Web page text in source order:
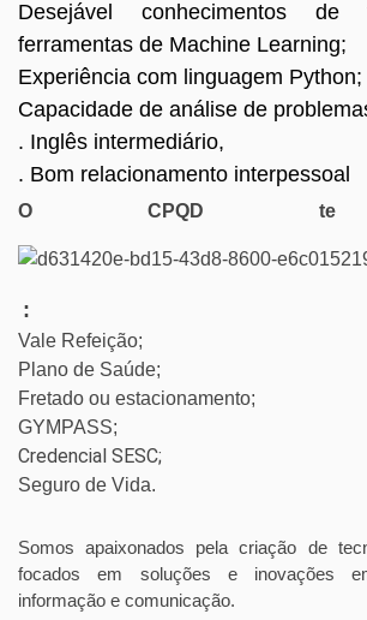
Desejável conhecimentos de
ferramentas de Machine Learning;
Experiência com linguagem Python;
Capacidade de análise de
. Inglês intermediário,
. Bom relacionamento interpessoal
O CPQD te
:
Vale Refeição;
Plano de Saúde;
Fretado ou estacionamento;
GYMPASS;
Credencial SESC;
Seguro de Vida.
Somos apaixonados pela criação de
focados em soluções e inovações
informação e comunicação.